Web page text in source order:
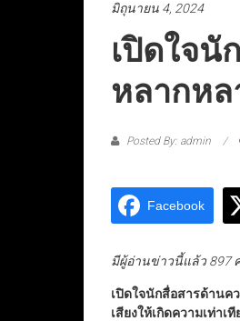
มิถุนายน 4, 2024
เปิดใจนั
หลากห
Posted By: admin
Facebook
มีผู้อ่านข่าวนี้แล้ว 897
เปิดใจนักสื่อสารด้านค
เสียงให้เกิดความเท่าเ